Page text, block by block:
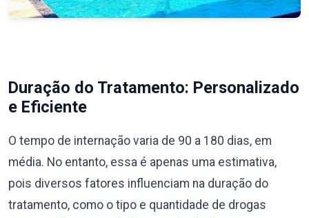
Duração do Tratamento: Personalizado
e Eficiente
O tempo de internação varia de 90 a 180 dias, em
média. No entanto, essa é apenas uma estimativa,
pois diversos fatores influenciam na duração do
tratamento, como o tipo e quantidade de drogas